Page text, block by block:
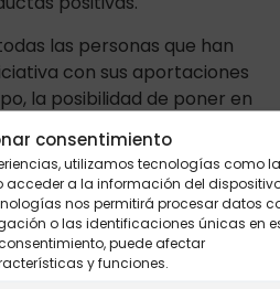
consentimiento
utilizamos tecnologías como
a la información del
nos permitirá procesar datos
o las identificaciones únicas en
puede afectar
y funciones.
las personas que han
con sus aportaciones
la posibilidad de poner en
de la mañana en el Centro
FEAPS participa en una investigación para mejorar la atención sanitaria
SIGUIENTE